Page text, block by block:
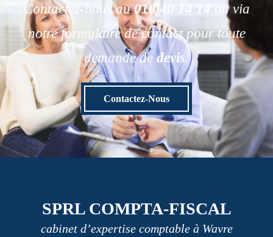
Contactez-nous au010 40 14 14
ou via
notre formulaire de contact pour toute
demande de devis.
Contactez-Nous
SPRL COMPTA-FISCAL
cabinet d’expertise comptable à Wavre